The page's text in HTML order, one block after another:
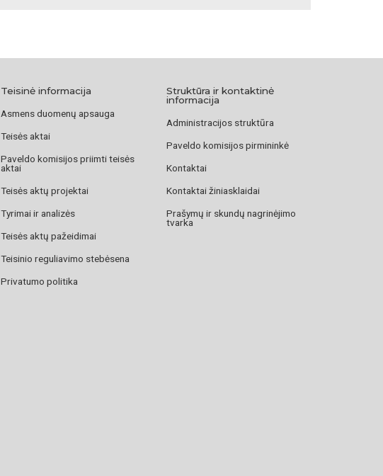
Teisinė informacija
Asmens duomenų apsauga
Teisės aktai
Paveldo komisijos priimti teisės
aktai
Teisės aktų projektai
Tyrimai ir analizės
Teisės aktų pažeidimai
Teisinio reguliavimo stebėsena
Privatumo politika
Struktūra ir kontaktinė
informacija
Administracijos struktūra
Paveldo komisijos pirmininkė
Kontaktai
Kontaktai žiniasklaidai
Prašymų ir skundų nagrinėjimo
tvarka